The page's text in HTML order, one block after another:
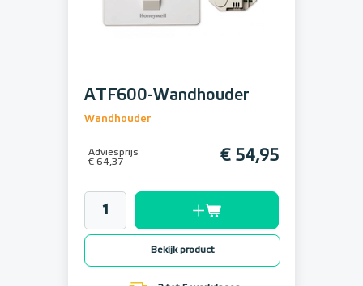
ATF600-Wandhouder
Wandhouder
Adviesprijs
€ 64,37
€ 54,95
Bekijk product